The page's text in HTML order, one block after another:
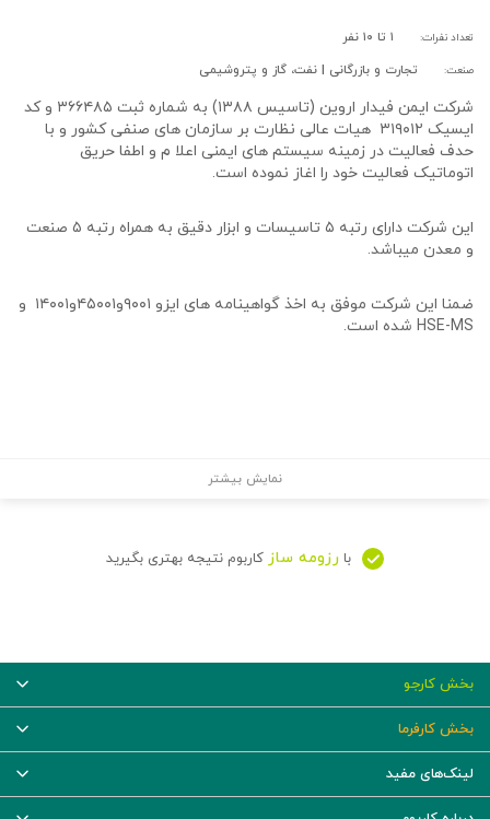
تعداد نفرات: ۱ تا ۱۰ نفر
صنعت: تجارت و بازرگانی | نفت، گاز و پتروشیمی
شرکت ایمن فیدار اروین (تاسیس ۱۳۸۸) به شماره ثبت ۳۶۶۴۸۵ و کد
ایسیک ۳۱۹۰۱۲ هیات عالی نظارت بر سازمان های صنفی کشور و با
حدف فعالیت در زمینه سیستم های ایمنی اعلا م و اطفا حریق
اتوماتیک فعالیت خود را اغاز نموده است.
این شرکت دارای رتبه ۵ تاسیسات و ابزار دقیق به همراه رتبه ۵ صنعت
و معدن میباشد.
ضمنا این شرکت موفق به اخذ گواهینامه های ایزو ۹۰۰۱و۴۵۰۰۱و۱۴۰۰۱ و
HSE-MS شده است.
نمایش بیشتر
با رزومه ساز کاربوم نتیجه بهتری بگیرید
بخش کارجو
بخش کارفرما
لینک‌های مفید